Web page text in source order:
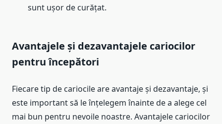
sunt ușor de curățat.
Avantajele și dezavantajele cariocilor
pentru începători
Fiecare tip de cariocile are avantaje și dezavantaje, și
este important să le înțelegem înainte de a alege cel
mai bun pentru nevoile noastre. Avantajele cariocilor